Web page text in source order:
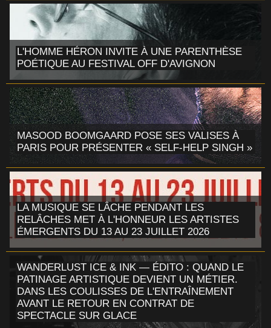
L'HOMME HÉRON INVITE À UNE PARENTHÈSE
POÉTIQUE AU FESTIVAL OFF D'AVIGNON
MASOOD BOOMGAARD POSE SES VALISES À
PARIS POUR PRÉSENTER « SELF-HELP SINGH »
LA MUSIQUE SE LÂCHE PENDANT LES
RELÂCHES MET À L'HONNEUR LES ARTISTES
ÉMERGENTS DU 13 AU 23 JUILLET 2026
WANDERLUST ICE & INK — ÉDITO : QUAND LE
PATINAGE ARTISTIQUE DEVIENT UN MÉTIER.
DANS LES COULISSES DE L'ENTRAÎNEMENT
AVANT LE RETOUR EN CONTRAT DE
SPECTACLE SUR GLACE